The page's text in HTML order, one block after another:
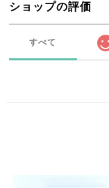
ショップの評価
すべて